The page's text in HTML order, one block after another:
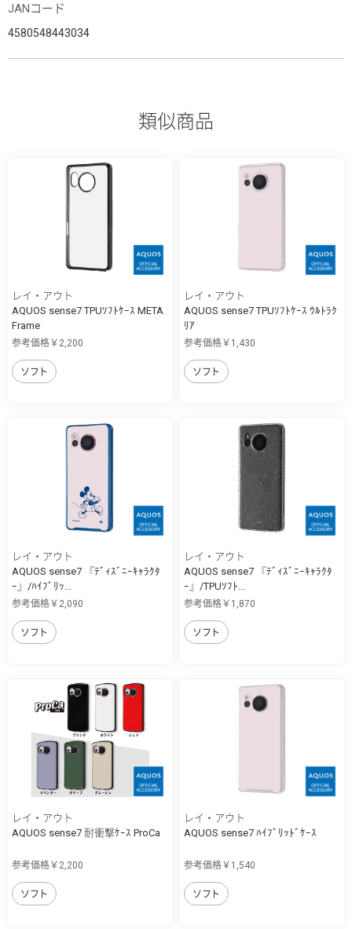
JANコード
4580548443034
類似商品
レイ・アウト
AQUOS sense7 TPUｿﾌﾄｹｰｽ META
Frame
参考価格￥2,200
ソフト
レイ・アウト
AQUOS sense7 TPUｿﾌﾄｹｰｽ ｳﾙﾄﾗｸ
ﾘｱ
参考価格￥1,430
ソフト
レイ・アウト
AQUOS sense7 『ﾃﾞｨｽﾞﾆｰｷｬﾗｸﾀ
ｰ』/ﾊｲﾌﾞﾘｯ...
参考価格￥2,090
ソフト
レイ・アウト
AQUOS sense7 『ﾃﾞｨｽﾞﾆｰｷｬﾗｸﾀ
ｰ』/TPUｿﾌﾄ...
参考価格￥1,870
ソフト
レイ・アウト
AQUOS sense7 耐衝撃ｹｰｽ ProCa
参考価格￥2,200
ソフト
レイ・アウト
AQUOS sense7 ﾊｲﾌﾞﾘｯﾄﾞｹｰｽ
参考価格￥1,540
ソフト